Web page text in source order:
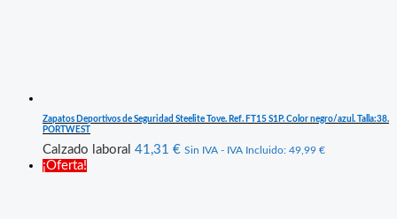
Zapatos Deportivos de Seguridad Steelite Tove. Ref. FT15 S1P. Color negro/azul. Talla:38.
PORTWEST
Calzado laboral 41,31 € Sin IVA - IVA Incluido: 49,99 €
¡Oferta!